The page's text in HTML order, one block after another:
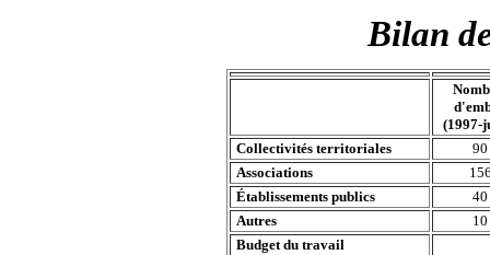
Bilan
(1997-
Collectivités territoriales
Associations
Établissements publics
Autres
Budget du travail